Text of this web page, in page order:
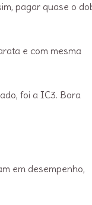
pagar quase o
e com mesma
foi a IC3. Bora
em desempenho,